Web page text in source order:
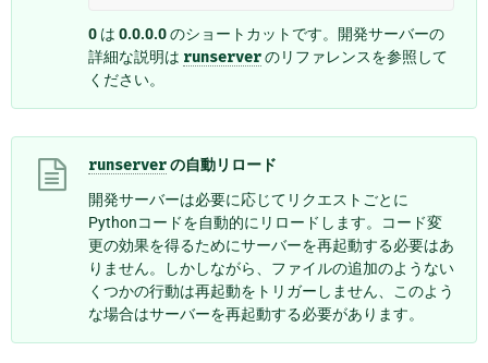
0 は 0.0.0.0のショートカットです。開発サーバーの
詳細な説明は runserverのリファレンスを参照して
ください。
runserverの自動リロード
開発サーバーは必要に応じてリクエストごとに
Pythonコードを自動的にリロードします。コード変
更の効果を得るためにサーバーを再起動する必要はあ
りません。しかしながら、ファイルの追加のようない
くつかの行動は再起動をトリガーしません、このよう
な場合はサーバーを再起動する必要があります。